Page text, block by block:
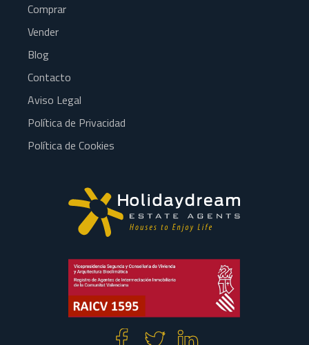
Comprar
Vender
Blog
Contacto
Aviso Legal
Política de Privacidad
Política de Cookies